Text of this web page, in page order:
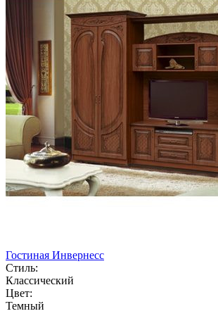
Гостиная Инвернесс
Стиль:
Классический
Цвет:
Темный